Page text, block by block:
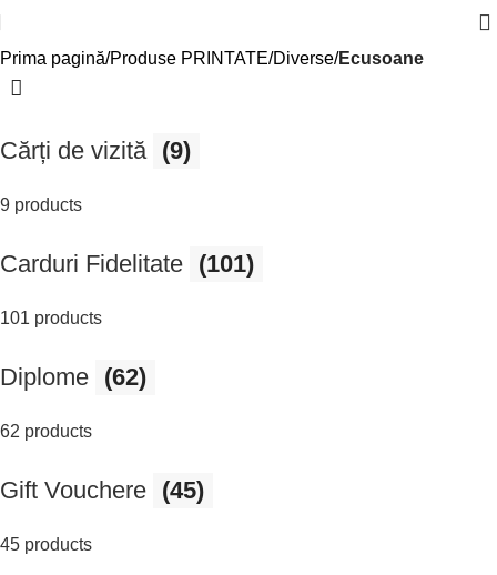
Prima pagină Produse PRINTATE Diverse Ecusoane
Cărți de vizită (9)
9 products
Carduri Fidelitate (101)
101 products
Diplome (62)
62 products
Gift Vouchere (45)
45 products